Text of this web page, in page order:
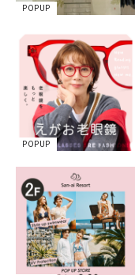
POPUP
POPUP